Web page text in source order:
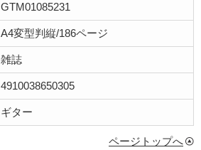
GTM01085231
A4変型判縦/186ページ
雑誌
4910038650305
ギター
ページトップへ